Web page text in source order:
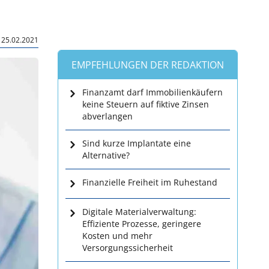
25.02.2021
EMPFEHLUNGEN DER REDAKTION
Finanzamt darf Immobilienkäufern
keine Steuern auf fiktive Zinsen
abverlangen
Sind kurze Implantate eine
Alternative?
Finanzielle Freiheit im Ruhestand
Digitale Materialverwaltung:
Effiziente Prozesse, geringere
Kosten und mehr
Versorgungssicherheit